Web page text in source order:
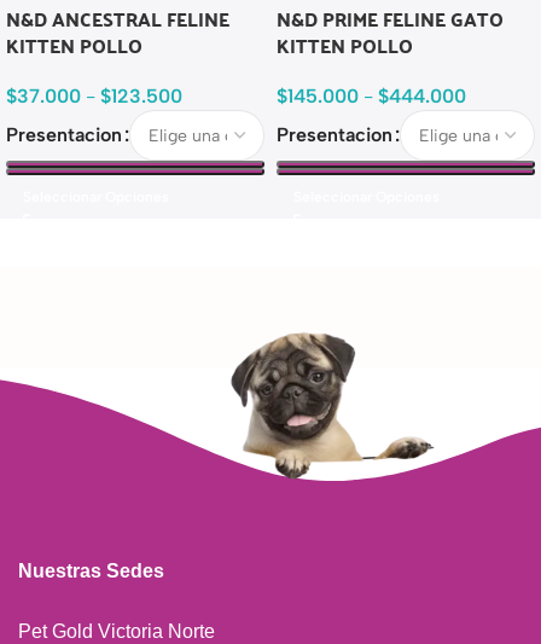
N&D ANCESTRAL FELINE
KITTEN POLLO
$37.000 - $123.500
Presentacion
N&D PRIME FELINE GATO
KITTEN POLLO
$145.000 - $444.000
Presentacion
Nuestras Sedes
Pet Gold Victoria Norte